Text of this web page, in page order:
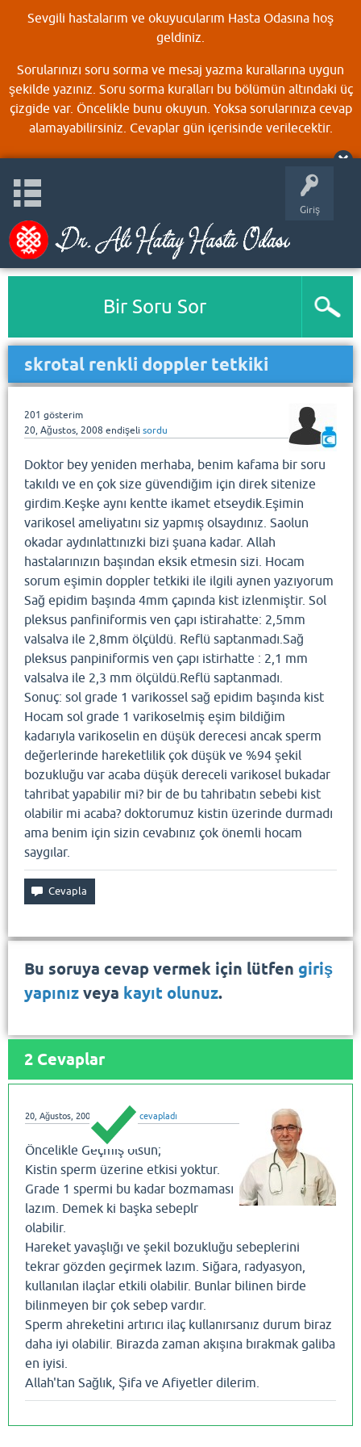
Sevgili hastalarım ve okuyucularım Hasta Odasına hoş
geldiniz.
Sorularınızı soru sorma ve mesaj yazma kurallarına uygun
şekilde yazınız. Soru sorma kuralları bu bölümün altındaki üç
çizgide var. Öncelikle bunu okuyun. Yoksa sorularınıza cevap
alamayabilirsiniz. Cevaplar gün içerisinde verilecektir.
Giriş
Bir Soru Sor
skrotal renkli doppler tetkiki
201 gösterim
20, Ağustos, 2008 endişeli sordu
Doktor bey yeniden merhaba, benim kafama bir soru
takıldı ve en çok size güvendiğim için direk sitenize
girdim.Keşke aynı kentte ikamet etseydik.Eşimin
varikosel ameliyatını siz yapmış olsaydınız. Saolun
okadar aydınlattınızki bizi şuana kadar. Allah
hastalarınızın başından eksik etmesin sizi. Hocam
sorum eşimin doppler tetkiki ile ilgili aynen yazıyorum
Sağ epidim başında 4mm çapında kist izlenmiştir. Sol
pleksus panfiniformis ven çapı istirahatte: 2,5mm
valsalva ile 2,8mm ölçüldü. Reflü saptanmadı.Sağ
pleksus panpiniformis ven çapı istirhatte : 2,1 mm
valsalva ile 2,3 mm ölçüldü.Reflü saptanmadı.
Sonuç: sol grade 1 varikossel sağ epidim başında kist
Hocam sol grade 1 varikoselmiş eşim bildiğim
kadarıyla varikoselin en düşük derecesi ancak sperm
değerlerinde hareketlilik çok düşük ve %94 şekil
bozukluğu var acaba düşük dereceli varikosel bukadar
tahribat yapabilir mi? bir de bu tahribatın sebebi kist
olabilir mi acaba? doktorumuz kistin üzerinde durmadı
ama benim için sizin cevabınız çok önemli hocam
saygılar.
Bu soruya cevap vermek için lütfen giriş
yapınız veya kayıt olunuz.
2 Cevaplar
20, Ağustos, 2008 dralihatay cevapladı
Öncelikle Geçmiş olsun;
Kistin sperm üzerine etkisi yoktur.
Grade 1 spermi bu kadar bozmaması
lazım. Demek ki başka sebeplr
olabilir.
Hareket yavaşlığı ve şekil bozukluğu sebeplerini
tekrar gözden geçirmek lazım. Siğara, radyasyon,
kullanılan ilaçlar etkili olabilir. Bunlar bilinen birde
bilinmeyen bir çok sebep vardır.
Sperm ahreketini artırıcı ilaç kullanırsanız durum biraz
daha iyi olabilir. Birazda zaman akışına bırakmak galiba
en iyisi.
Allah'tan Sağlık, Şifa ve Afiyetler dilerim.